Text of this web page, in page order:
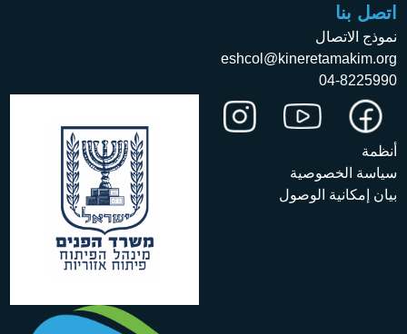
اتصل بنا
نموذج الاتصال
eshcol@kineretamakim.org
04-8225990
أنظمة
سياسة الخصوصية
بيان إمكانية الوصول